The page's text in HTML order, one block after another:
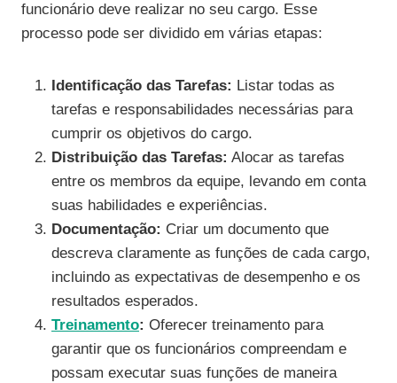
funcionário deve realizar no seu cargo. Esse
processo pode ser dividido em várias etapas:
Identificação das Tarefas: Listar todas as
tarefas e responsabilidades necessárias para
cumprir os objetivos do cargo.
Distribuição das Tarefas: Alocar as tarefas
entre os membros da equipe, levando em conta
suas habilidades e experiências.
Documentação: Criar um documento que
descreva claramente as funções de cada cargo,
incluindo as expectativas de desempenho e os
resultados esperados.
Treinamento: Oferecer treinamento para
garantir que os funcionários compreendam e
possam executar suas funções de maneira